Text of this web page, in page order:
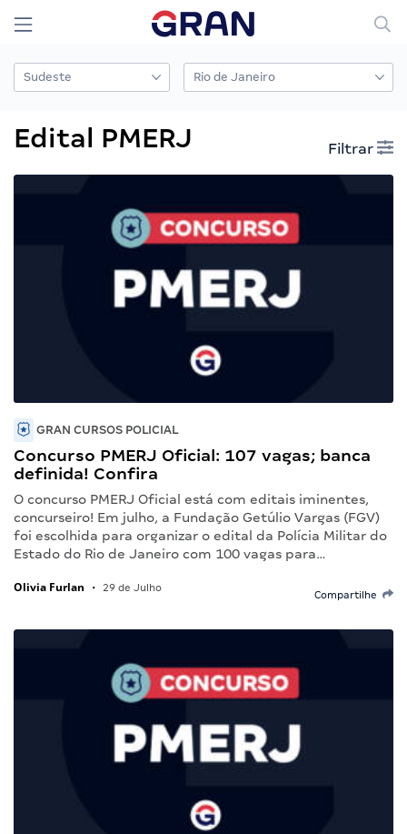
Edital PMERJ Filtrar
GRAN CURSOS POLICIAL
Concurso PMERJ Oficial: 107 vagas; banca
definida! Confira
O concurso PMERJ Oficial está com editais iminentes,
concurseiro! Em julho, a Fundação Getúlio Vargas (FGV)
foi escolhida para organizar o edital da Polícia Militar do
Estado do Rio de Janeiro com 100 vagas para…
Olivia Furlan • 29 de Julho
Compartilhe